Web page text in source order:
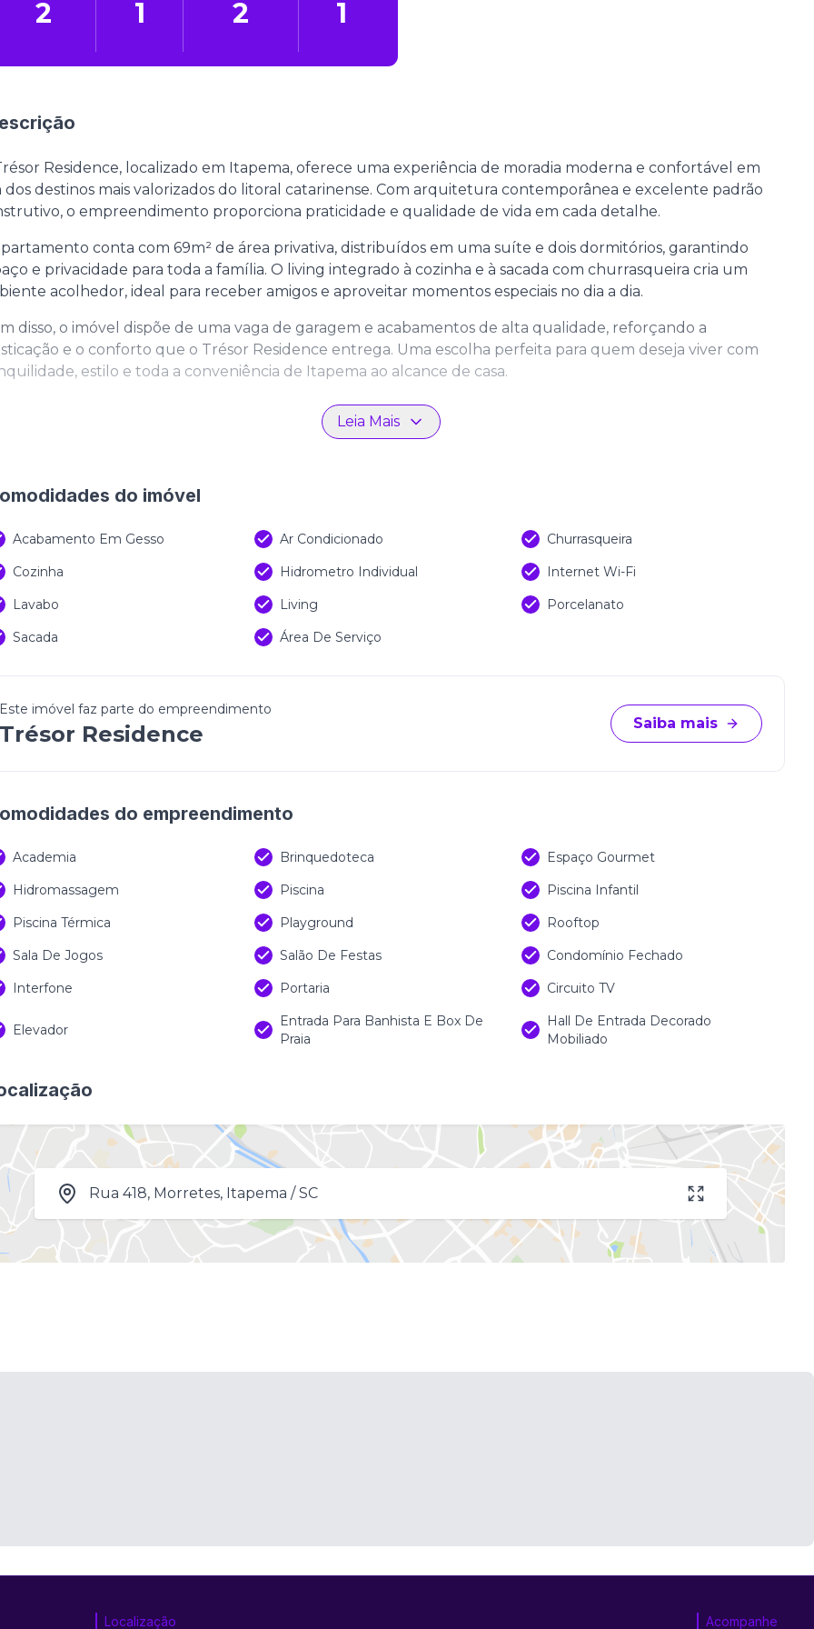
2 1 2 1
Residence, localizado em Itapema, oferece uma experiência de moradia moderna e confortável em
dos destinos mais valorizados do litoral catarinense. Com arquitetura contemporânea e excelente padrão
o empreendimento proporciona praticidade e qualidade de vida em cada detalhe.
conta com 69m² de área privativa, distribuídos em uma suíte e dois dormitórios, garantindo
e privacidade para toda a família. O living integrado à cozinha e à sacada com churrasqueira cria um
acolhedor, ideal para receber amigos e aproveitar momentos especiais no dia a dia.
disso, o imóvel dispõe de uma vaga de garagem e acabamentos de alta qualidade, reforçando a
e o conforto que o Trésor Residence entrega. Uma escolha perfeita para quem deseja viver com
estilo e toda a conveniência de Itapema ao alcance de casa.
Leia Mais
do imóvel
Acabamento Em Gesso Ar Condicionado
Churrasqueira
Cozinha
Hidrometro Individual
Internet Wi-Fi
Lavabo
Living
Porcelanato
Sacada
Área De Serviço
Este imóvel faz parte do empreendimento
Trésor Residence Saiba mais
do empreendimento
Academia Brinquedoteca
Espaço Gourmet
Hidromassagem
Piscina
Piscina Infantil
Piscina Térmica
Playground
Rooftop
Sala De Jogos
Salão De Festas
Condomínio Fechado
Interfone
Portaria Circuito TV
Elevador
Entrada Para Banhista E Box De
Praia
Hall De Entrada Decorado
Mobiliado
Rua 418, Morretes, Itapema / SC
Localização Acompanhe